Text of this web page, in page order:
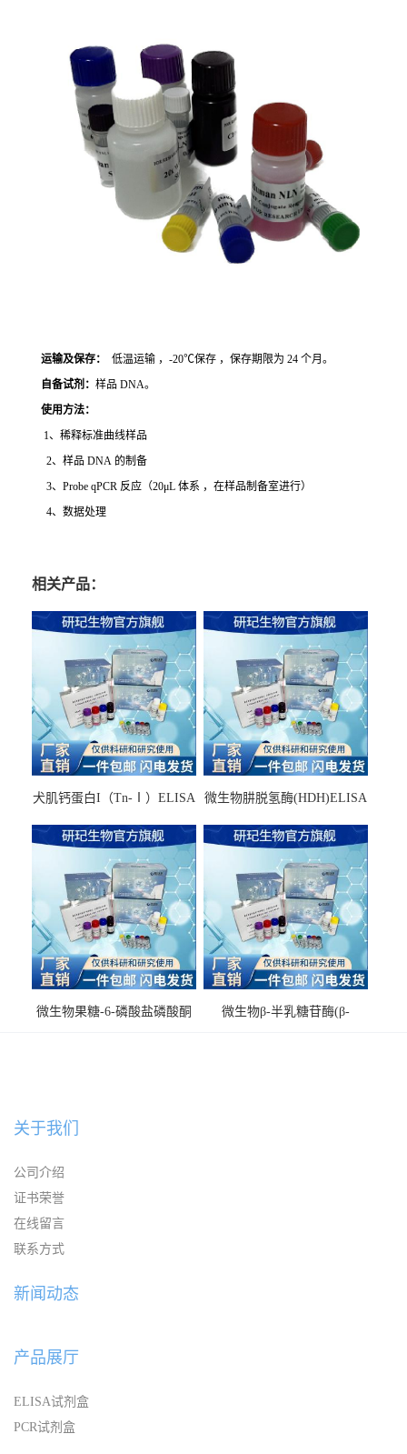
运输及保存：
低温运输 ，-20℃保存 ，保存期限为 24 个月。
自备试剂： 样品 DNA。
使用方法：
1、稀释标准曲线样品
2、样品 DNA 的制备
3、Probe qPCR 反应（20μL 体系 ，在样品制备室进行）
4、数据处理
相关产品：
犬肌钙蛋白I（Tn-Ⅰ）ELISA
微生物肼脱氢酶(HDH)ELISA
微生物果糖-6-磷酸盐磷酸酮
微生物β-半乳糖苷酶(β-
关于我们
公司介绍
证书荣誉
在线留言
联系方式
新闻动态
产品展厅
ELISA试剂盒
PCR试剂盒